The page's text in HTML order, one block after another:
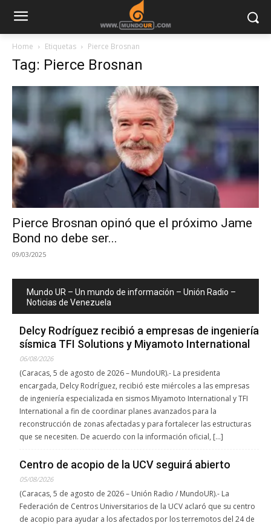
Home Etiquetas Pierce Brosnan
Tag: Pierce Brosnan
Pierce Brosnan opinó que el próximo Jame
Bond no debe ser...
09/03/2025
Mundo UR – Un mundo de información – Unión Radio –
Noticias de Venezuela
Delcy Rodríguez recibió a empresas de ingeniería
sísmica TFI Solutions y Miyamoto International
06/08/2026
(Caracas, 5 de agosto de 2026 – MundoUR).- La presidenta
encargada, Delcy Rodríguez, recibió este miércoles a las empresas
de ingeniería especializada en sismos Miyamoto International y TFI
International a fin de coordinar planes avanzados para la
reconstrucción de zonas afectadas y para fortalecer las estructuras
que se necesiten. De acuerdo con la información oficial, […]
Centro de acopio de la UCV seguirá abierto
05/08/2026
(Caracas, 5 de agosto de 2026 – Unión Radio / MundoUR).- La
Federación de Centros Universitarios de la UCV aclaró que su centro
de acopio para ayudar a los afectados por los terremotos del 24 de